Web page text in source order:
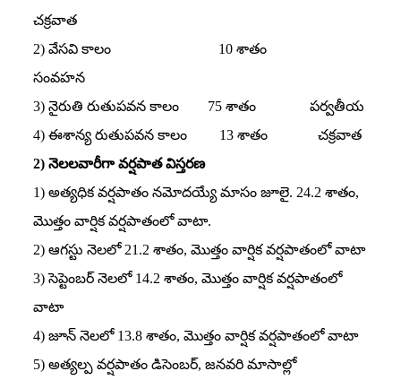
చక్రవాత
2) వేసవి కాలం 10 శాతం
సంవహన
3) నైరుతి రుతుపవన కాలం 75 శాతం పర్వతీయ
4) ఈశాన్య రుతుపవన కాలం 13 శాతం చక్రవాత
2) నెలలవారీగా వర్షపాత విస్తరణ
1) అత్యధిక వర్షపాతం నమోదయ్యే మాసం జూలై. 24.2 శాతం,
మొత్తం వార్షిక వర్షపాతంలో వాటా.
2) ఆగస్టు నెలలో 21.2 శాతం, మొత్తం వార్షిక వర్షపాతంలో వాటా
3) సెప్టెంబర్‌ నెలలో 14.2 శాతం, మొత్తం వార్షిక వర్షపాతంలో
వాటా
4) జూన్‌ నెలలో 13.8 శాతం, మొత్తం వార్షిక వర్షపాతంలో వాటా
5) అత్యల్ప వర్షపాతం డిసెంబర్‌, జనవరి మాసాల్లో